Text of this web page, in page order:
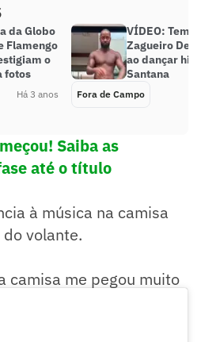
da Globo
Flamengo
o
fotos
Há 3 anos
VÍDEO: Tem
Zagueiro
ao dançar hit
Santana
Fora de Campo
Saiba as
até o título
à música na camisa
volante.
camisa me pegou muito